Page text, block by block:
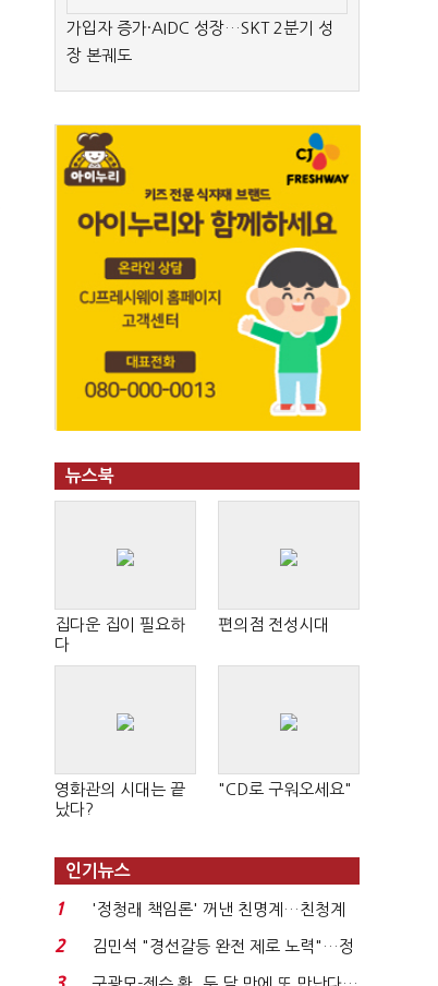
가입자 증가·AIDC 성장…SKT 2분기 성
장 본궤도
뉴스북
집다운 집이 필요하
다
편의점 전성시대
영화관의 시대는 끝
났다?
"CD로 구워오세요"
인기뉴스
1
'정청래 책임론' 꺼낸 친명계…친청계
는 추가투표 때리기...
2
김민석 "경선갈등 완전 제로 노력"…정
청래 "반명 공세 사...